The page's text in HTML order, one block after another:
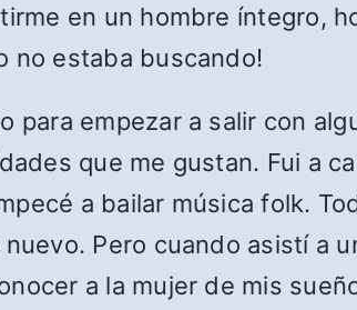
en un hombre íntegro,
no estaba buscando!
para empezar a salir con
que me gustan. Fui a
a bailar música folk.
Pero cuando asistí a
a la mujer de mis